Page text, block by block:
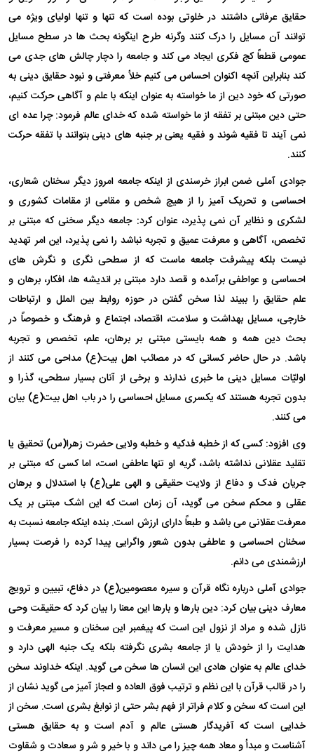
حقایق عرفانی داشتند در خلوتی بوده است که تنها و تنها اولیای ویژه می
توانند آن مسایل را درک کنند وگرنه طرح اینگونه بحث ها در سطح مسایل
عمومی قطعاً کج فکری ایجاد می کند و جامعه را دچار چالش های جدی می
کند بنابراین آنچه اکنوان احساس می کنیم خلأ معرفتی و نبود حقایق دینی به
صورتی که خود دین از ما خواسته به عنوان اینکه با علم و آگاهی حرکت کنیم،
حتی دین مبتنی بر تفقه از ما خواسته شده که خدای عالم فرمود: چرا عده ای
نمی آیند تا فقیه شوند و فقیه یعنی بر جنبه های دینی بتوانند با تفقه حرکت
کنند.
جوادی آملی ضمن ابراز خرسندی از اینکه جامعه امروز دیگر سخنان شعاری،
احساسی و تحریک آمیز را از هیچ شخص و مقامی از مقامات کشوری و
لشکری و نظایر آن نمی پذیرد، عنوان کرد: جامعه دیگر سخنی که مبتنی بر
تخصص، آگاهی و معرفت عمیق و تجربه نباشد را نمی پذیرد، این امر تهدید
نیست بلکه پیشرفت جامعه ماست که از سطحی نگری و نگرش های
احساسی و عواطفی برآمده و قصد دارد مبتنی بر اندیشه ها، افکار، برهان و
علم حقایق را ببیند لذا سخن گفتن در حوزه روابط بین الملل و ارتباطات
خارجی، مسایل بهداشت و سلامت، اقتصاد، اجتماع و فرهنگ و خصوصاً در
بحث دین همه و همه بایستی مبتنی بر برهان، علم، تخصص و تجربه
باشد. در حال حاضر کسانی که در مصائب اهل بیت(ع) مداحی می کنند از
اولیّات مسایل دینی ما خبری ندارند و برخی از آنان بسیار سطحی، گذرا و
بدون تجربه هستند که یکسری مسایل احساسی را در باب اهل بیت(ع) بیان
می کنند.
وی افزود: کسی که از خطبه فدکیه و خطبه ولایی حضرت زهرا(س) تحقیق یا
تقلید عقلانی نداشته باشد، گریه او تنها عاطفی است، اما کسی که مبتنی بر
جریان فدک و دفاع از ولایت حقیقی و الهی علی(ع) با استدلال و برهان
عقلی و محکم سخن می گوید، آن زمان است که این اشک مبتنی بر یک
معرفت عقلانی می باشد و طبعاً دارای ارزش است. بنده اینکه جامعه نسبت به
سخنان احساسی و عاطفی بدون شعور واگرایی پیدا کرده را فرصت بسیار
ارزشمندی می دانم.
جوادی آملی درباره نگاه قرآن و سیره معصومین(ع) در دفاع، تبیین و ترویج
معارف دینی بیان کرد: دین بارها و بارها این معنا را بیان کرد که حقیقت وحی
نازل شده و مراد از نزول این است که پیغمبر این سخنان و مسیر معرفت و
هدایت را از خودش یا از جامعه بشری نگرفته بلکه یک جنبه الهی دارد و
خدای عالم به عنوان هادی این انسان ها سخن می گوید. اینکه خداوند سخن
را در قالب قرآن با این نظم و ترتیب فوق العاده و اعجاز آمیز می گوید نشان از
این است که سخن و کلام فراتر از فهم بشر حتی از نوابغ بشری است. سخن از
خدایی است که آفریدگار هستی عالم و آدم است و به حقایق هستی
آشناست و مبدأ و معاد همه چیز را می داند و با خیر و شر و سعادت و شقاوت